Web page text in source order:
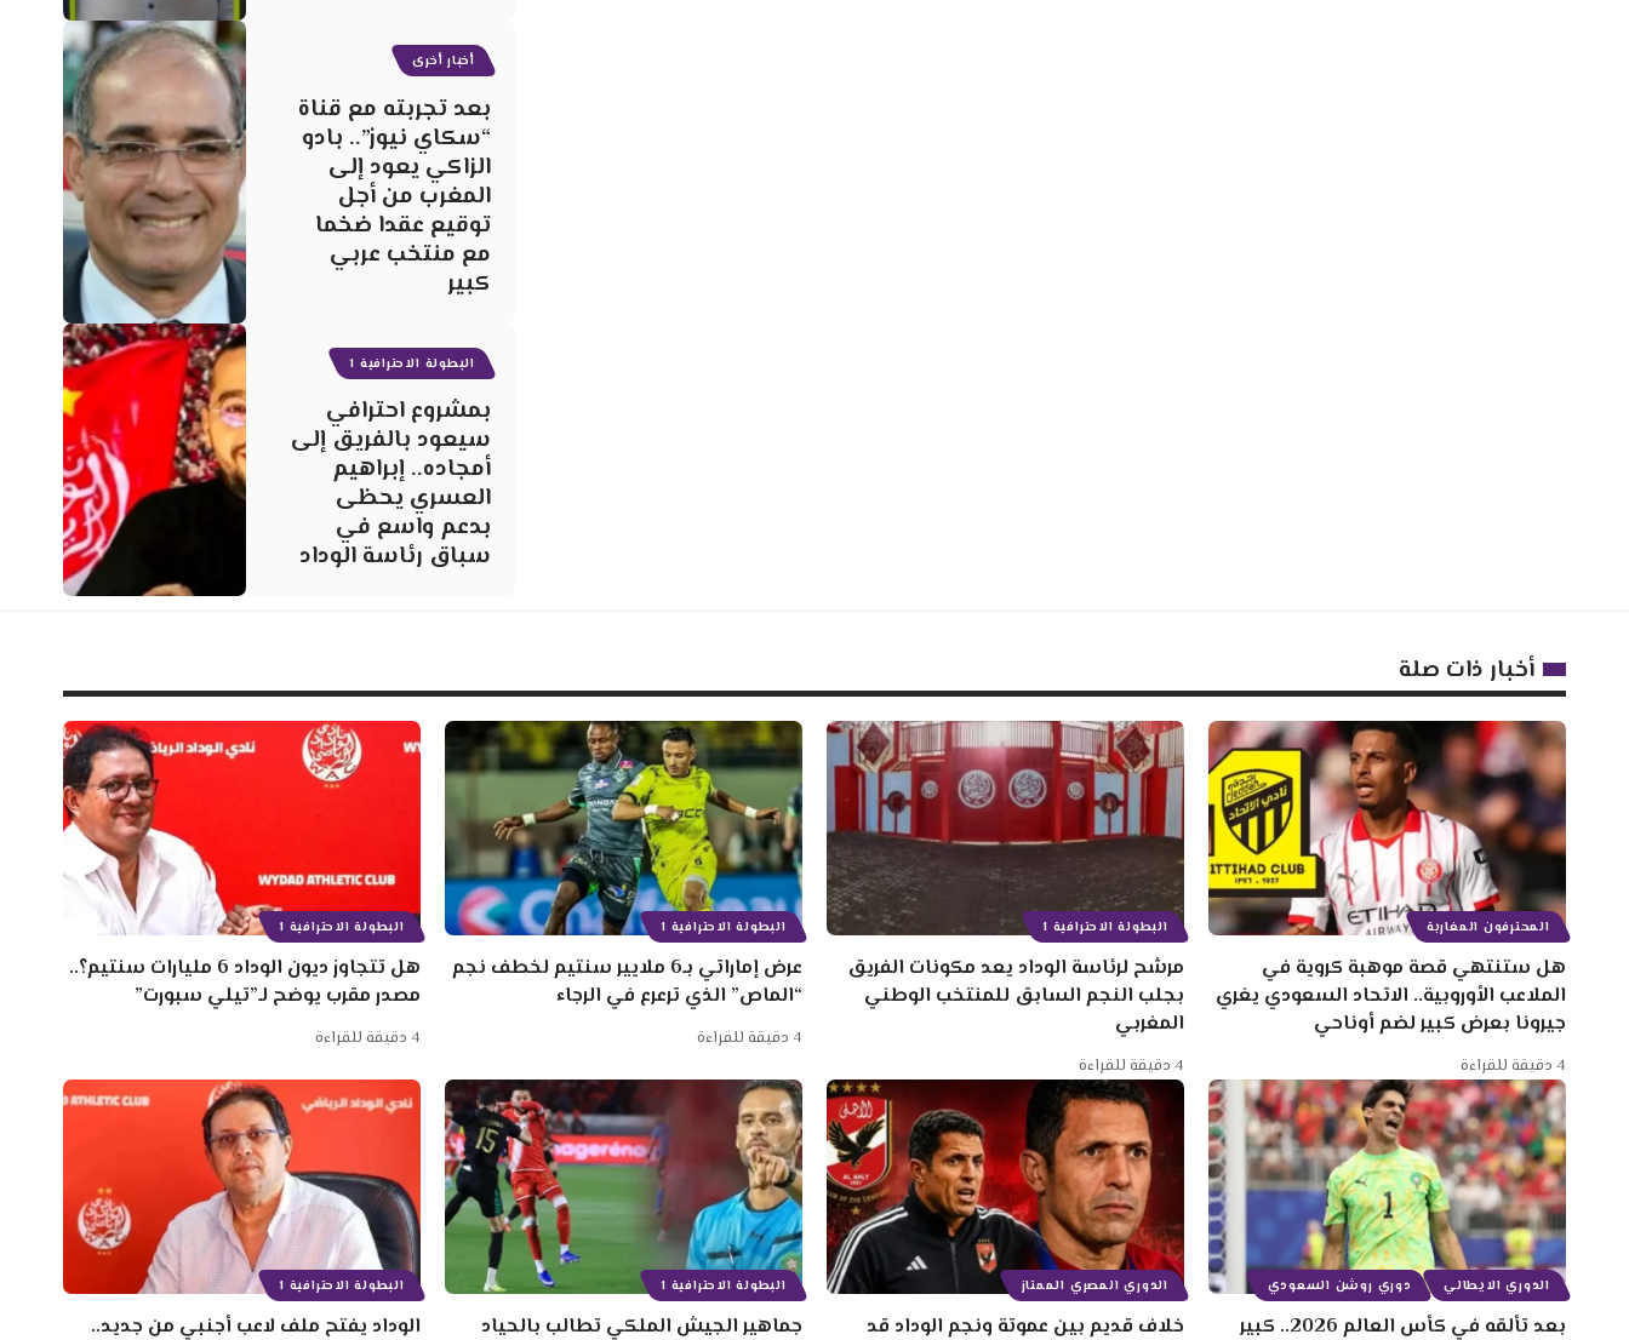
أخبار أخرى
بعد تجربته مع قناة
“سكاي نيوز”.. بادو
الزاكي يعود إلى
المغرب من أجل
توقيع عقدا ضخما
مع منتخب عربي
كبير
البطولة الاحترافية 1
بمشروع احترافي
سيعود بالفريق إلى
أمجاده.. إبراهيم
العسري يحظى
بدعم واسع في
سباق رئاسة الوداد
أخبار ذات صلة
المحترفون المغاربة
هل ستنتهي قصة موهبة كروية في
الملاعب الأوروبية.. الاتحاد السعودي يغري
جيرونا بعرض كبير لضم أوناحي
4 دقيقة للقراءة
البطولة الاحترافية 1
مرشح لرئاسة الوداد يعد مكونات الفريق
بجلب النجم السابق للمنتخب الوطني
المغربي
4 دقيقة للقراءة
البطولة الاحترافية 1
عرض إماراتي بـ6 ملايير سنتيم لخطف نجم
“الماص” الذي ترعرع في الرجاء
4 دقيقة للقراءة
البطولة الاحترافية 1
هل تتجاوز ديون الوداد 6 مليارات سنتيم؟..
مصدر مقرب يوضح لـ”تيلي سبورت”
4 دقيقة للقراءة
الدوري الايطالي دوري روشن السعودي
بعد تألقه في كأس العالم 2026.. كبير
الدوري المصري الممتاز
خلاف قديم بين عموتة ونجم الوداد قد
البطولة الاحترافية 1
جماهير الجيش الملكي تطالب بالحياد
البطولة الاحترافية 1
الوداد يفتح ملف لاعب أجنبي من جديد..